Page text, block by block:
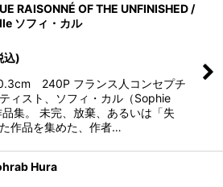
RAISONNÉ OF THE UNFINISHED /
ソフィ・カル
込)
240P フランス人コンセプチ
ィスト、ソフィ・カル（Sophie
集。 未完、放棄、あるいは「失
作品を集めた、作者…
Hura